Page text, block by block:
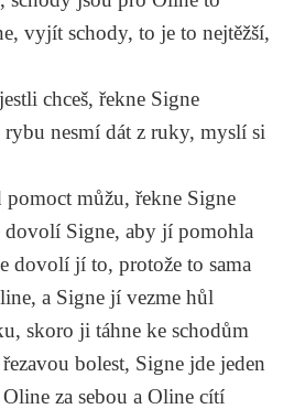
vyjít schody, to je to nejtěžší,
chceš, řekne Signe
nesmí dát z ruky, myslí si
můžu, řekne Signe
dovolí Signe, aby jí pomohla
dovolí jí to, protože to sama
a Signe jí vezme hůl
skoro ji táhne ke schodům
bolest, Signe jde jeden
za sebou a Oline cítí